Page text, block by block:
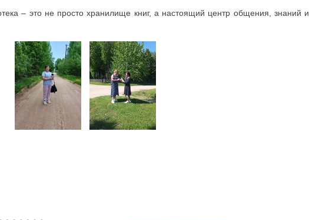
– это не просто хранилище книг, а настоящий центр общения, знаний и